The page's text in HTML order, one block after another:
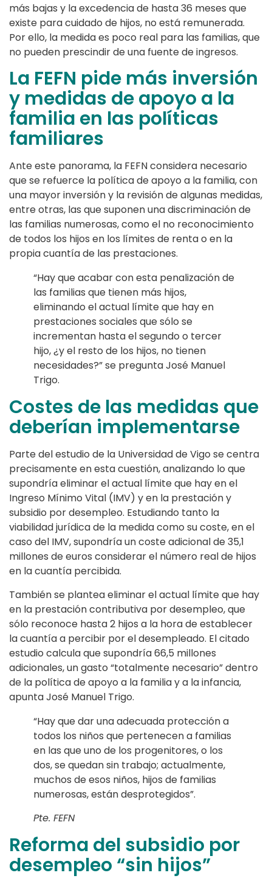
más bajas y la excedencia de hasta 36 meses que
existe para cuidado de hijos, no está remunerada.
Por ello, la medida es poco real para las familias, que
no pueden prescindir de una fuente de ingresos.
La FEFN pide más inversión
y medidas de apoyo a la
familia en las políticas
familiares
Ante este panorama, la FEFN considera necesario
que se refuerce la política de apoyo a la familia, con
una mayor inversión y la revisión de algunas medidas,
entre otras, las que suponen una discriminación de
las familias numerosas, como el no reconocimiento
de todos los hijos en los límites de renta o en la
propia cuantía de las prestaciones.
“Hay que acabar con esta penalización de
las familias que tienen más hijos,
eliminando el actual límite que hay en
prestaciones sociales que sólo se
incrementan hasta el segundo o tercer
hijo, ¿y el resto de los hijos, no tienen
necesidades?” se pregunta José Manuel
Trigo.
Costes de las medidas que
deberían implementarse
Parte del estudio de la Universidad de Vigo se centra
precisamente en esta cuestión, analizando lo que
supondría eliminar el actual límite que hay en el
Ingreso Mínimo Vital (IMV) y en la prestación y
subsidio por desempleo. Estudiando tanto la
viabilidad jurídica de la medida como su coste, en el
caso del IMV, supondría un coste adicional de 35,1
millones de euros considerar el número real de hijos
en la cuantía percibida.
También se plantea eliminar el actual límite que hay
en la prestación contributiva por desempleo, que
sólo reconoce hasta 2 hijos a la hora de establecer
la cuantía a percibir por el desempleado. El citado
estudio calcula que supondría 66,5 millones
adicionales, un gasto “totalmente necesario” dentro
de la política de apoyo a la familia y a la infancia,
apunta José Manuel Trigo.
“Hay que dar una adecuada protección a
todos los niños que pertenecen a familias
en las que uno de los progenitores, o los
dos, se quedan sin trabajo; actualmente,
muchos de esos niños, hijos de familias
numerosas, están desprotegidos”.
Pte. FEFN
Reforma del subsidio por
desempleo “sin hijos”